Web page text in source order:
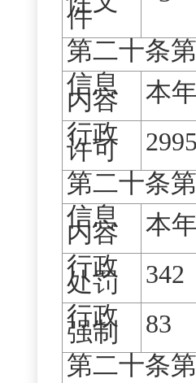
件
第二十条
信息
内容
本
行政
许可
第二十条
信息
内容
本
行政
处罚
342
行政
强制
83
第二十条